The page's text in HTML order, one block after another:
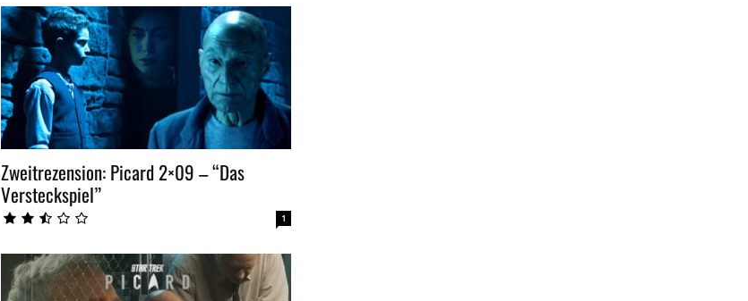
Zweitrezension: Picard 2×09 – “Das
Versteckspiel”
1